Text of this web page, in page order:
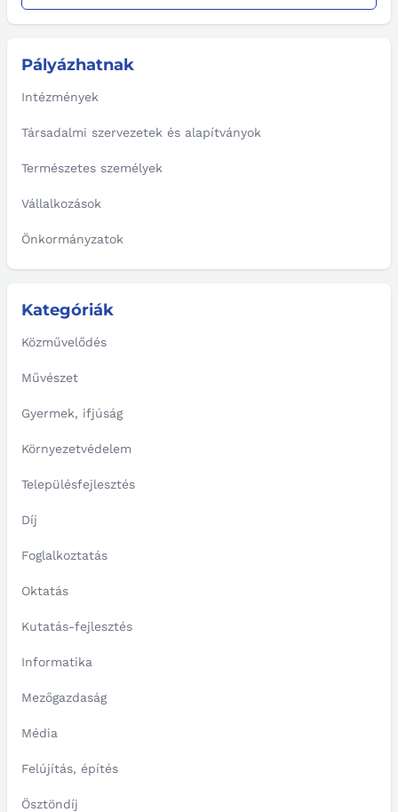
Pályázhatnak
Intézmények
Társadalmi szervezetek és alapítványok
Természetes személyek
Vállalkozások
Önkormányzatok
Kategóriák
Közművelődés
Művészet
Gyermek, ifjúság
Környezetvédelem
Településfejlesztés
Díj
Foglalkoztatás
Oktatás
Kutatás-fejlesztés
Informatika
Mezőgazdaság
Média
Felújítás, építés
Ösztöndíj